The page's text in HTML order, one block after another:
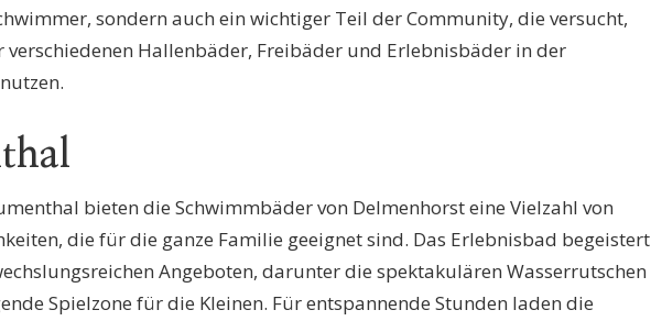
sondern auch ein wichtiger Teil der Community, die versucht,
verschiedenen Hallenbäder, Freibäder und Erlebnisbäder in der
bieten die Schwimmbäder von Delmenhorst eine Vielzahl von
die für die ganze Familie geeignet sind. Das Erlebnisbad begeistert
Angeboten, darunter die spektakulären Wasserrutschen
Spielzone für die Kleinen. Für entspannende Stunden laden die